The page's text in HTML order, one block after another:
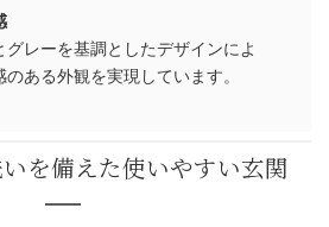
レーを基調としたデザインによ
ある外観を実現しています。